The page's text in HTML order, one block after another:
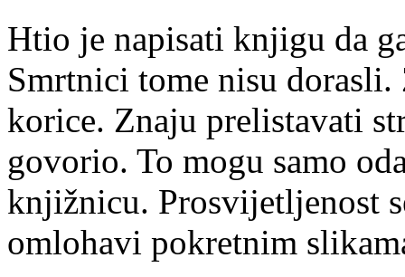
Htio je napisati knjigu da
Smrtnici tome nisu
korice. Znaju prelistavati
govorio. To mogu samo
knjižnicu. Prosvijetljenost
omlohavi pokretnim